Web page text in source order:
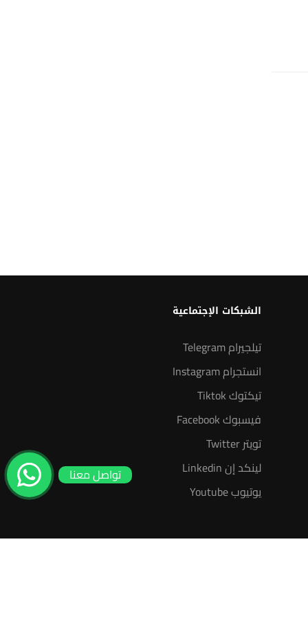
الشبكات الإجتماعية
تيلجيرام Telegram
انستجرام Instagram
تيكتوك Tiktok
فيسبوك Facebook
تويتر Twitter
لينكد إن Linkedin
يوتيوب Youtube
تواصل معنا